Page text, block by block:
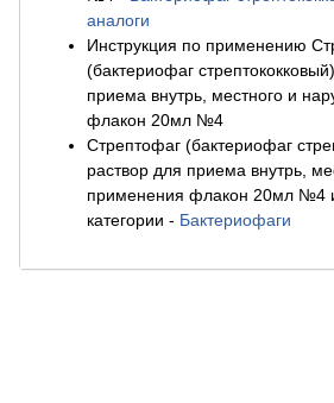
аналоги
Инструкция по применению
(бактериофаг
приема внутрь, местного и
флакон 20мл №4
Стрептофаг (бактериофаг
раствор для приема внутрь,
применения флакон 20мл №4
категории - Бактериофаги